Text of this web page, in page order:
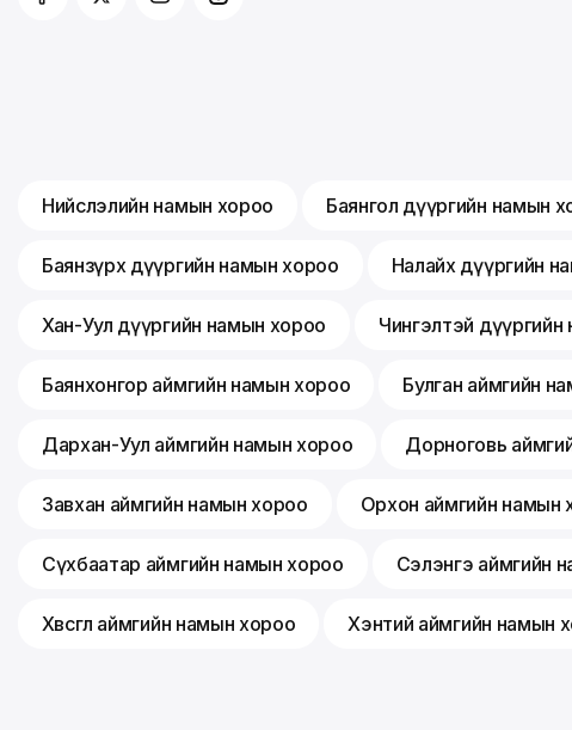
Нийслэлийн намын хороо Баянгол дүүргийн намын
Баянзүрх дүүргийн намын хороо Налайх дүүргийн
Хан-Уул дүүргийн намын хороо Чингэлтэй
Баянхонгор аймгийн намын хороо Булган аймгийн
Дархан-Уул аймгийн намын хороо Дорноговь
Завхан аймгийн намын хороо Орхон аймгийн намын
Сүхбаатар аймгийн намын хороо Сэлэнгэ аймгийн
Хөвсгөл аймгийн намын хороо Хэнтий аймгийн намын